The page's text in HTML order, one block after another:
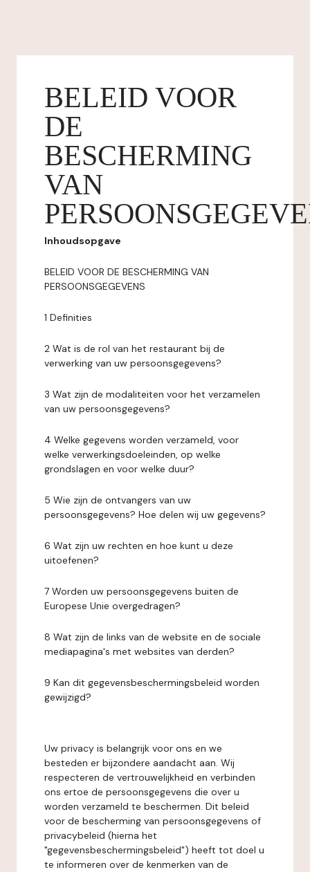
BELEID VOOR
DE
BESCHERMING
VAN
Inhoudsopgave
BELEID VOOR DE BESCHERMING VAN
PERSOONSGEGEVENS
1 Definities
2 Wat is de rol van het restaurant bij de
verwerking van uw persoonsgegevens?
3 Wat zijn de modaliteiten voor het verzamelen
van uw persoonsgegevens?
4 Welke gegevens worden verzameld, voor
welke verwerkingsdoeleinden, op welke
grondslagen en voor welke duur?
5 Wie zijn de ontvangers van uw
persoonsgegevens? Hoe delen wij uw gegevens?
6 Wat zijn uw rechten en hoe kunt u deze
uitoefenen?
7 Worden uw persoonsgegevens buiten de
Europese Unie overgedragen?
8 Wat zijn de links van de website en de sociale
mediapagina's met websites van derden?
9 Kan dit gegevensbeschermingsbeleid worden
gewijzigd?
Uw privacy is belangrijk voor ons en we
besteden er bijzondere aandacht aan. Wij
respecteren de vertrouwelijkheid en verbinden
ons ertoe de persoonsgegevens die over u
worden verzameld te beschermen. Dit beleid
voor de bescherming van persoonsgegevens of
privacybeleid (hierna het
"gegevensbeschermingsbeleid") heeft tot doel u
te informeren over de kenmerken van de